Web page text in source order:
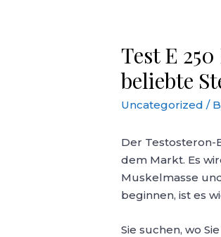
Test E
beliebte
Uncategorized /
Der Testosteron-
dem Markt. Es
Muskelmasse
beginnen, ist es
Sie suchen, wo